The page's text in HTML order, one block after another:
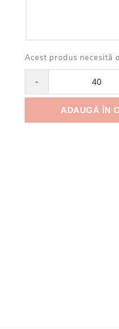
Acest produs necesită
-